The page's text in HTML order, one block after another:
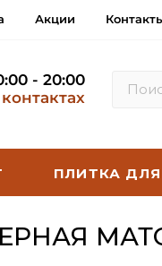
Акции
- 20:00
контактах
ПЛИТКА